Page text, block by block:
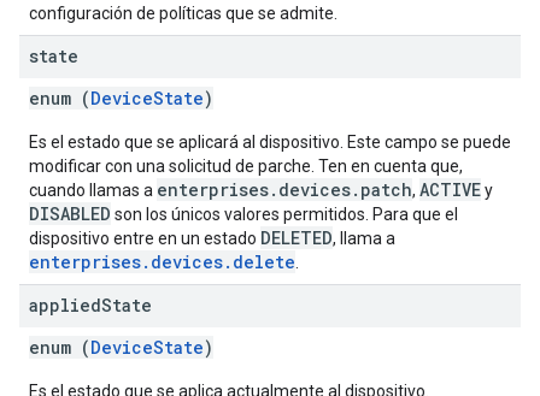
configuración de políticas que se admite.
state
enum (DeviceState)
Es el estado que se aplicará al dispositivo. Este campo se puede
modificar con una solicitud de parche. Ten en cuenta que,
cuando llamas a enterprises.devices.patch, ACTIVEy
DISABLED son los únicos valores permitidos. Para que el
dispositivo entre en un estado DELETED, llama a
enterprises.devices.delete
appliedState
enum (DeviceState)
Es el estado que se aplica actualmente al dispositivo.